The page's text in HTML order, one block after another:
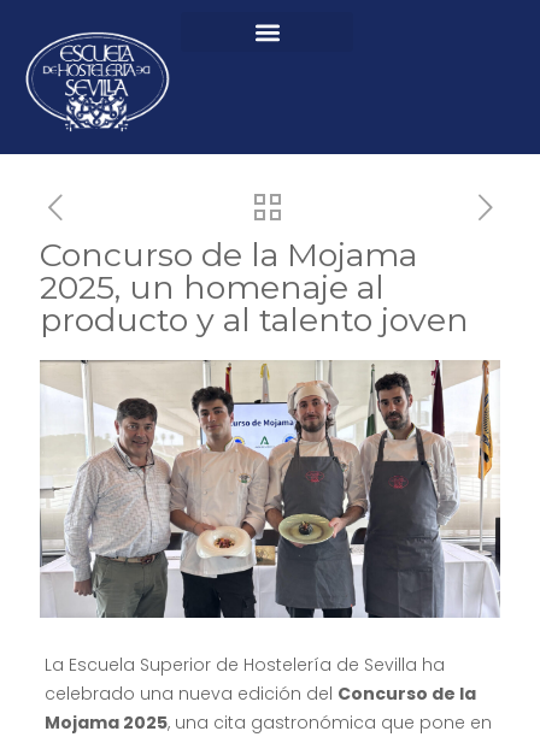
Concurso de la Mojama
2025, un homenaje al
producto y al talento joven
La Escuela Superior de Hostelería de Sevilla ha
celebrado una nueva edición del Concurso de la
Mojama 2025, una cita gastronómica que pone en